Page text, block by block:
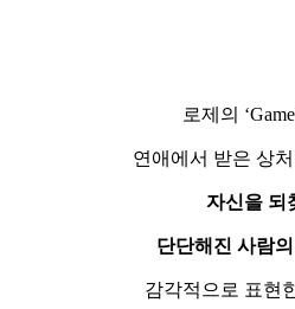
로제의
연애에서 받은 상
자신을 되
단단해진 사람의
감각적으로 표현